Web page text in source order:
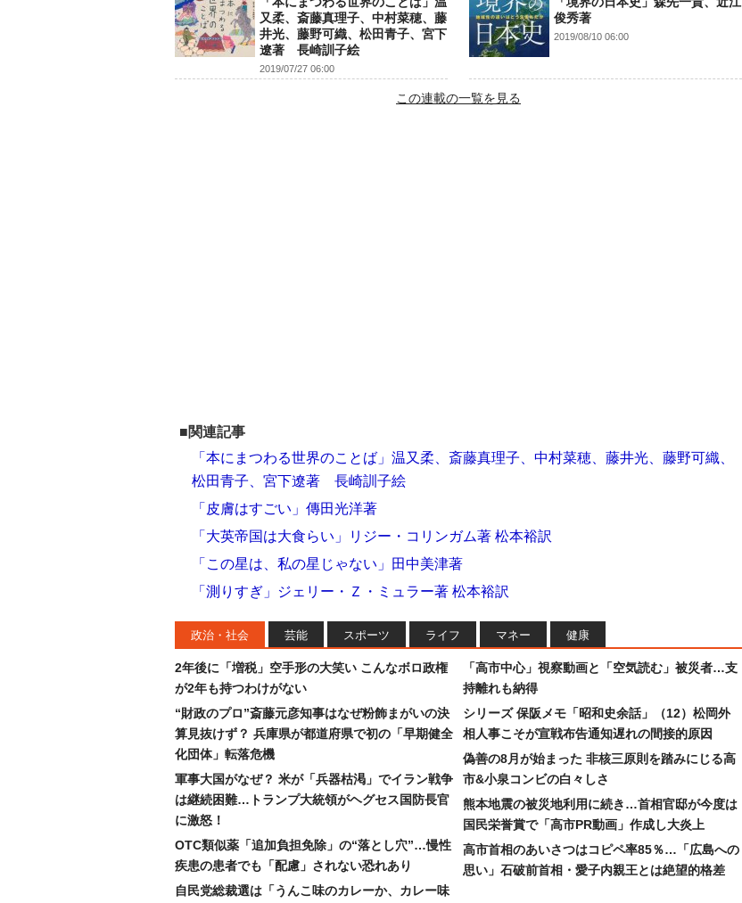
又柔、斎藤真理子、中村菜穂、藤
井光、藤野可織、松田青子、宮下
遼著 長崎訓子絵
2019/07/27 06:00
俊秀著
2019/08/10 06:00
この連載の一覧を見る
■関連記事
「本にまつわる世界のことば」温又柔、斎藤真理子、中村菜穂、藤井光、藤野可織、
松田青子、宮下遼著 長崎訓子絵
「皮膚はすごい」傳田光洋著
「大英帝国は大食らい」リジー・コリンガム著 松本裕訳
「この星は、私の星じゃない」田中美津著
「測りすぎ」ジェリー・Ｚ・ミュラー著 松本裕訳
政治・社会 芸能 スポーツ ライフ マネー 健康
2年後に「増税」空手形の大笑い こんなボロ政権
が2年も持つわけがない
“財政のプロ”斎藤元彦知事はなぜ粉飾まがいの決
算見抜けず？ 兵庫県が都道府県で初の「早期健全
化団体」転落危機
軍事大国がなぜ？ 米が「兵器枯渇」でイラン戦争
は継続困難…トランプ大統領がヘグセス国防長官
に激怒！
OTC類似薬「追加負担免除」の“落とし穴”…慢性
疾患の患者でも「配慮」されない恐れあり
自民党総裁選は「うんこ味のカレーか、カレー味
「高市中心」視察動画と「空気読む」被災者…支
持離れも納得
シリーズ 保阪メモ「昭和史余話」（12）松岡外
相人事こそが宣戦布告通知遅れの間接的原因
偽善の8月が始まった 非核三原則を踏みにじる高
市&小泉コンビの白々しさ
熊本地震の被災地利用に続き…首相官邸が今度は
国民栄誉賞で「高市PR動画」作成し大炎上
高市首相のあいさつはコピペ率85％…「広島への
思い」石破前首相・愛子内親王とは絶望的格差